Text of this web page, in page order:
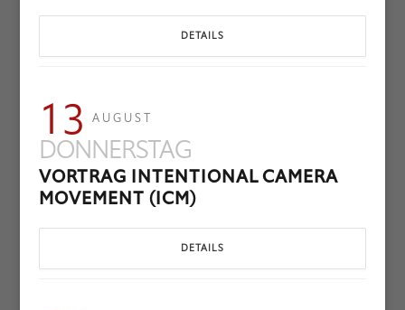
DETAILS
13 AUGUST
DONNERSTAG
VORTRAG INTENTIONAL CAMERA
MOVEMENT (ICM)
DETAILS